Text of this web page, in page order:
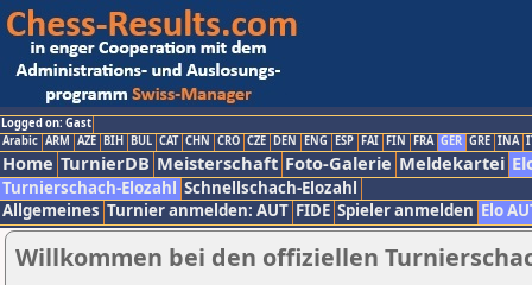
Logged on: Gast
Arabic ARM AZE BIH BUL CAT CHN CRO CZE DEN ENG ESP FAI FIN FRA GER GRE INA
Home TurnierDB Meisterschaft Foto-Galerie Meldekartei
Turnierschach-Elozahl Schnellschach-Elozahl
Allgemeines Turnier anmelden: AUT FIDE Spieler anmelden Elo
Willkommen bei den offiziellen